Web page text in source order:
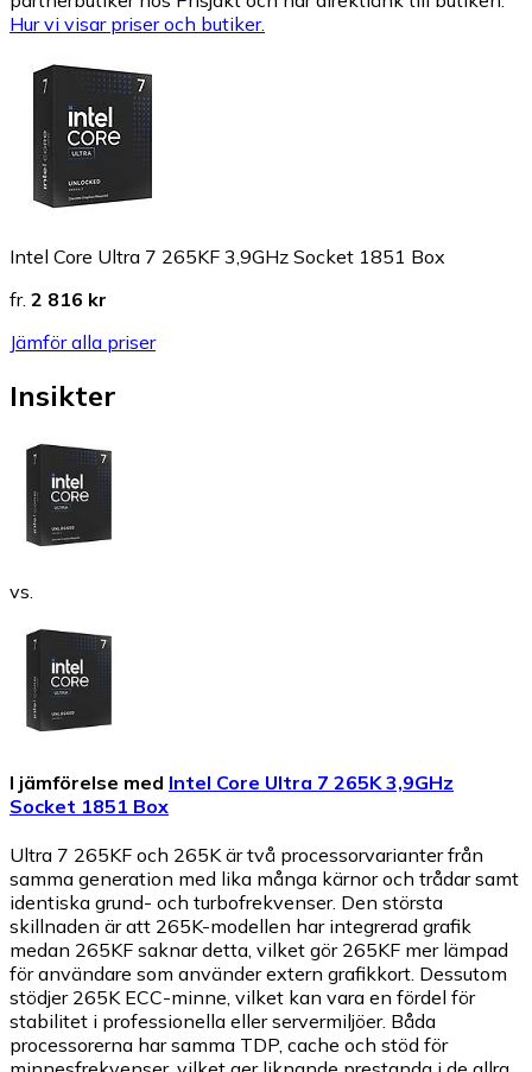
Hur vi visar priser och butiker.
Intel Core Ultra 7 265KF 3,9GHz Socket 1851 Box
fr. 2 816 kr
Jämför alla priser
Insikter
vs.
I jämförelse med Intel Core Ultra 7 265K 3,9GHz
Socket 1851 Box
Ultra 7 265KF och 265K är två processorvarianter från
samma generation med lika många kärnor och trådar samt
identiska grund- och turbofrekvenser. Den största
skillnaden är att 265K-modellen har integrerad grafik
medan 265KF saknar detta, vilket gör 265KF mer lämpad
för användare som använder extern grafikkort. Dessutom
stödjer 265K ECC-minne, vilket kan vara en fördel för
stabilitet i professionella eller servermiljöer. Båda
processorerna har samma TDP, cache och stöd för